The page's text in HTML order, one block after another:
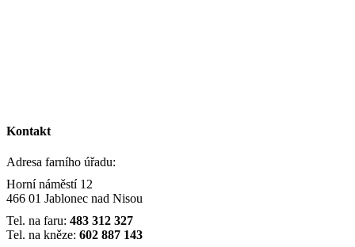
Kontakt
Adresa farního úřadu:
Horní náměstí 12
466 01 Jablonec nad Nisou
Tel. na faru: 483 312 327
Tel. na kněze: 602 887 143